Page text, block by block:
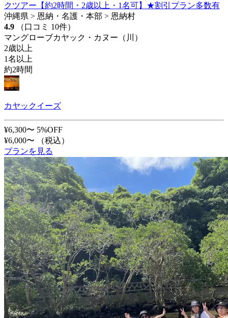
クツアー【約2時間・2歳以上・1名可】★割引プラン多数有
沖縄県 > 恩納・名護・本部 > 恩納村
4.9
（口コミ 10件）
マングローブカヤック・カヌー（川）
2歳以上
1名以上
約2時間
カヤックイーズ
¥6,300〜 5%OFF
¥6,000〜
（税込）
プランを見る